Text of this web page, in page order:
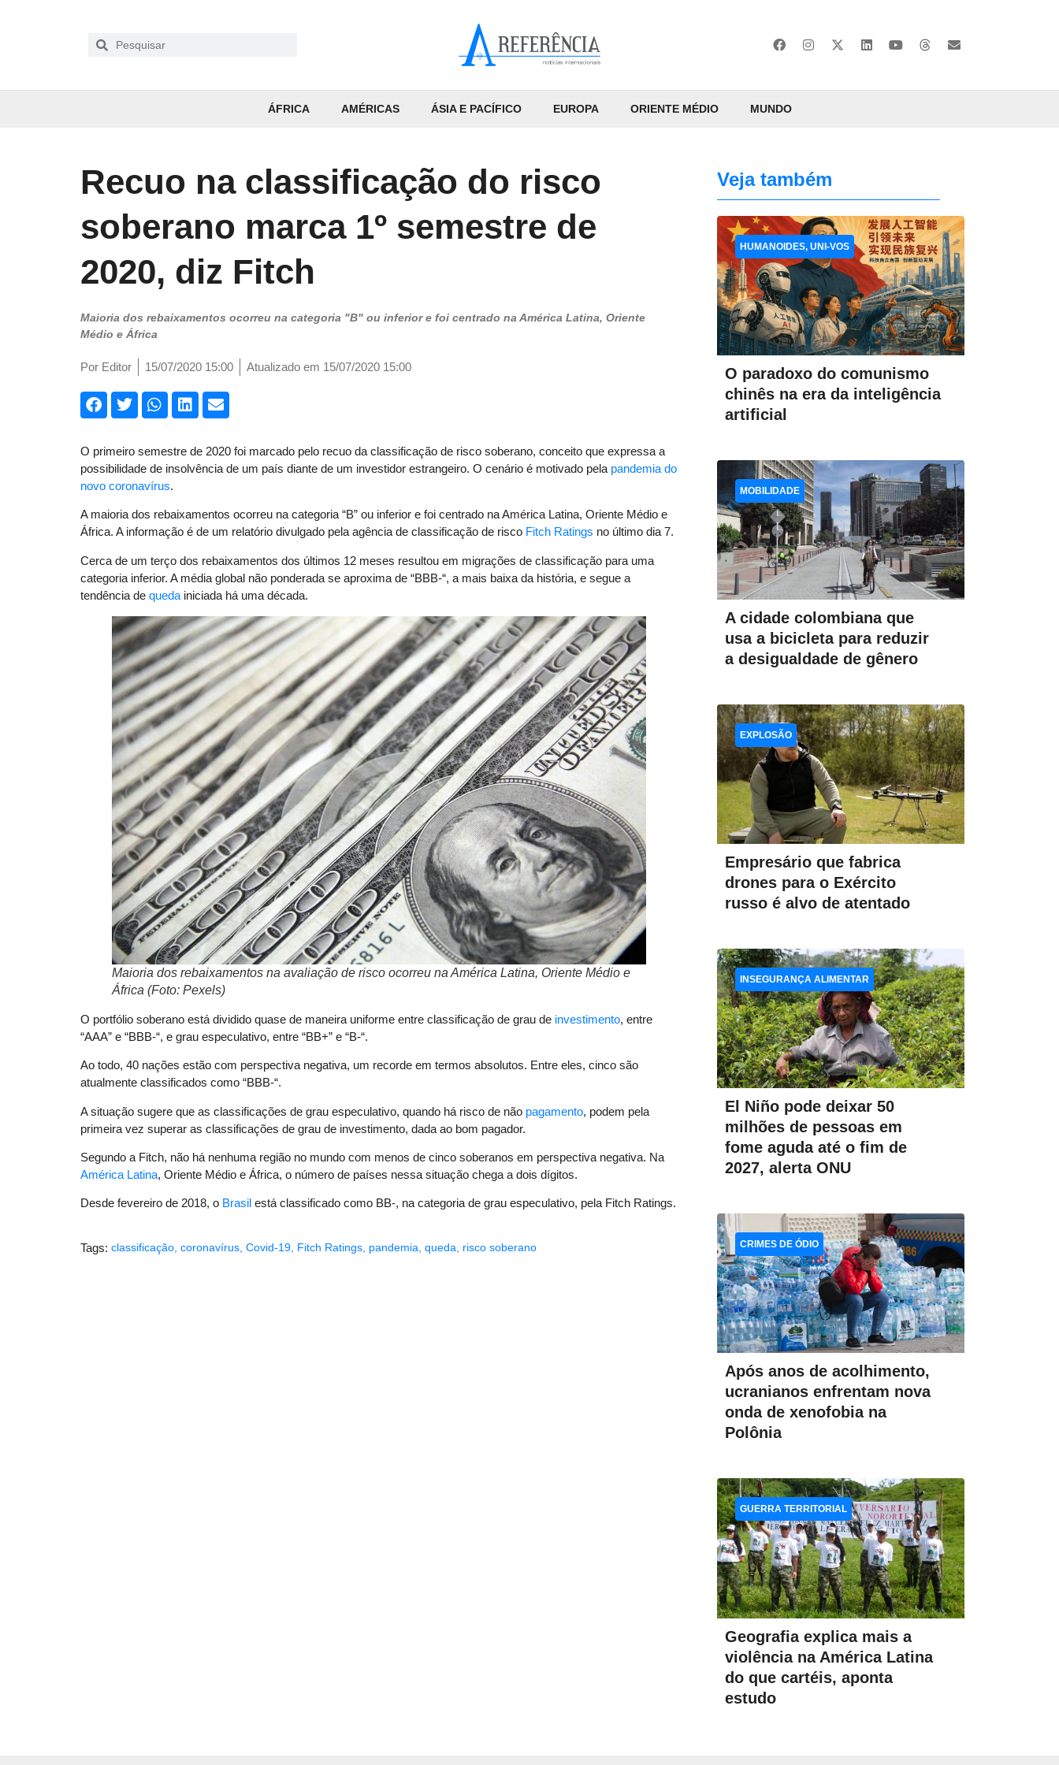
ÁFRICA AMÉRICAS ÁSIA E PACÍFICO EUROPA ORIENTE MÉDIO MUNDO
Recuo na classificação do risco
soberano marca 1º semestre de
2020, diz Fitch
Maioria dos rebaixamentos ocorreu na categoria "B" ou inferior e foi centrado na América Latina, Oriente
Médio e África
Por Editor 15/07/2020 15:00 Atualizado em 15/07/2020 15:00
O primeiro semestre de 2020 foi marcado pelo recuo da classificação de risco soberano, conceito que expressa a
possibilidade de insolvência de um país diante de um investidor estrangeiro. O cenário é motivado pela pandemia do
novo coronavírus.
A maioria dos rebaixamentos ocorreu na categoria “B” ou inferior e foi centrado na América Latina, Oriente Médio e
África. A informação é de um relatório divulgado pela agência de classificação de risco Fitch Ratings no último dia 7.
Cerca de um terço dos rebaixamentos dos últimos 12 meses resultou em migrações de classificação para uma
categoria inferior. A média global não ponderada se aproxima de “BBB-“, a mais baixa da história, e segue a
tendência de queda iniciada há uma década.
Maioria dos rebaixamentos na avaliação de risco ocorreu na América Latina, Oriente Médio e
África (Foto: Pexels)
O portfólio soberano está dividido quase de maneira uniforme entre classificação de grau de investimento, entre
“AAA” e “BBB-“, e grau especulativo, entre “BB+” e “B-“.
Ao todo, 40 nações estão com perspectiva negativa, um recorde em termos absolutos. Entre eles, cinco são
atualmente classificados como “BBB-“.
A situação sugere que as classificações de grau especulativo, quando há risco de não pagamento, podem pela
primeira vez superar as classificações de grau de investimento, dada ao bom pagador.
Segundo a Fitch, não há nenhuma região no mundo com menos de cinco soberanos em perspectiva negativa. Na
América Latina, Oriente Médio e África, o número de países nessa situação chega a dois dígitos.
Desde fevereiro de 2018, o Brasil está classificado como BB-, na categoria de grau especulativo, pela Fitch Ratings.
Tags: classificação coronavírus Covid-19 Fitch Ratings pandemia queda risco soberano
Veja também
O paradoxo do comunismo
chinês na era da inteligência
artificial
HUMANOIDES, UNI-VOS
A cidade colombiana que
usa a bicicleta para reduzir
a desigualdade de gênero
MOBILIDADE
Empresário que fabrica
drones para o Exército
russo é alvo de atentado
EXPLOSÃO
El Niño pode deixar 50
milhões de pessoas em
fome aguda até o fim de
2027, alerta ONU
INSEGURANÇA ALIMENTAR
Após anos de acolhimento,
ucranianos enfrentam nova
onda de xenofobia na
Polônia
CRIMES DE ÓDIO
Geografia explica mais a
violência na América Latina
do que cartéis, aponta
estudo
GUERRA TERRITORIAL